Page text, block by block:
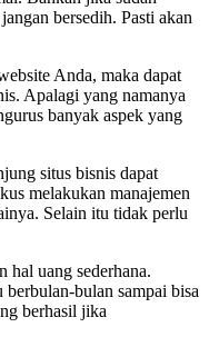
bersedih. Pasti akan
Anda, maka dapat
Apalagi yang namanya
banyak aspek yang
situs bisnis dapat
melakukan manajemen
Selain itu tidak perlu
hal uang sederhana.
bulan sampai bisa
berhasil jika